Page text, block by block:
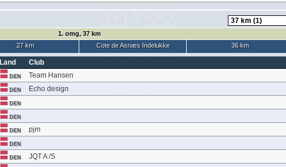
1. omg, 37 km
27 km Cote de Asnæs Indelukke 36 km
Land Club
DEN Team Hansen
DEN Echo design
DEN
DEN
DEN pjm
DEN
DEN JQT A /S